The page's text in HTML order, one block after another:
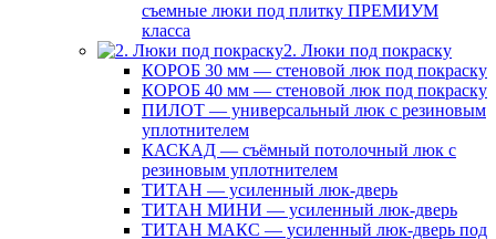
съемные люки под плитку ПРЕМИУМ
класса
2. Люки под покраску
КОРОБ 30 мм — стеновой люк под покраску
КОРОБ 40 мм — стеновой люк под покраску
ПИЛОТ — универсальный люк с резиновым
уплотнителем
КАСКАД — съёмный потолочный люк с
резиновым уплотнителем
ТИТАН — усиленный люк-дверь
ТИТАН МИНИ — усиленный люк-дверь
ТИТАН МАКС — усиленный люк-дверь под